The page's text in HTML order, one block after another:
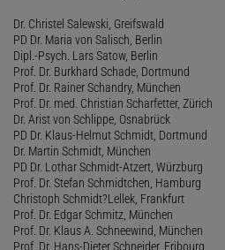
Dr. Christel Salewski, Greifswald
PD Dr. Maria von Salisch, Berlin
Dipl.-Psych. Lars Satow, Berlin
Prof. Dr. Burkhard Schade, Dortmund
Prof. Dr. Rainer Schandry, München
Prof. Dr. med. Christian Scharfetter, Zürich
Dr. Arist von Schlippe, Osnabrück
PD Dr. Klaus-Helmut Schmidt, Dortmund
Dr. Martin Schmidt, München
PD Dr. Lothar Schmidt-Atzert, Würzburg
Prof. Dr. Stefan Schmidtchen, Hamburg
Christoph Schmidt?Lellek, Frankfurt
Prof. Dr. Edgar Schmitz, München
Prof. Dr. Klaus A. Schneewind, München
Prof. Dr. Hans-Dieter Schneider, Fribourg